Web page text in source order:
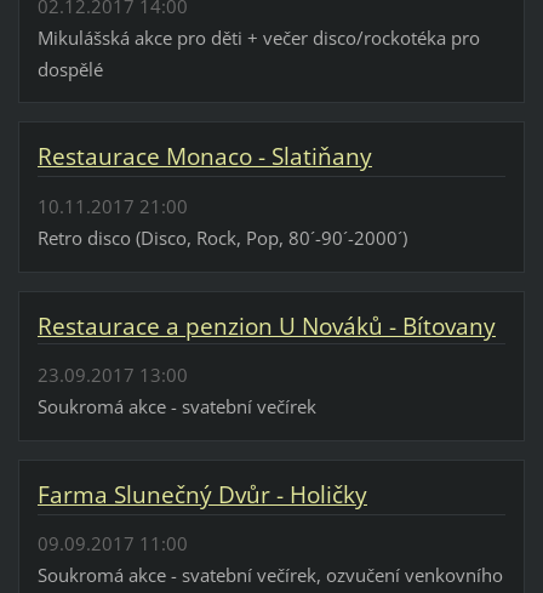
02.12.2017 14:00
Mikulášská akce pro děti + večer disco/rockotéka pro
dospělé
Restaurace Monaco - Slatiňany
10.11.2017 21:00
Retro disco (Disco, Rock, Pop, 80´-90´-2000´)
Restaurace a penzion U Nováků - Bítovany
23.09.2017 13:00
Soukromá akce - svatební večírek
Farma Slunečný Dvůr - Holičky
09.09.2017 11:00
Soukromá akce - svatební večírek, ozvučení venkovního